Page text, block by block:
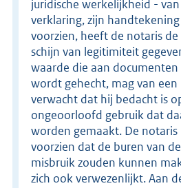
juridische werkelijkheid -
verklaring, zijn
voorzien, heeft de notaris
schijn van legitimiteit
waarde die aan
wordt gehecht, mag van
verwacht dat hij bedacht is
ongeoorloofd gebruik dat
worden gemaakt. De
voorzien dat de buren van
misbruik zouden kunnen
zich ook verwezenlijkt. Aan